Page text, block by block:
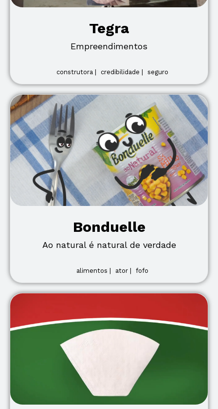
Tegra
Empreendimentos
construtora | credibilidade | seguro
Bonduelle
Ao natural é natural de verdade
alimentos | ator | fofo